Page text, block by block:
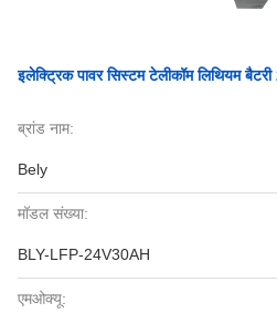
इलेक्ट्रिक पावर सिस्टम टेलीकॉम लिथियम
ब्रांड नाम:
Bely
मॉडल संख्या:
BLY-LFP-24V30AH
एमओक्यू: